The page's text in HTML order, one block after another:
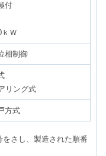
付
ｋＷ
相制御
リング式
方式
さし、製造された順番